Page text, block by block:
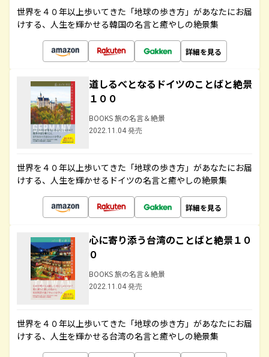
世界を４０年以上歩いてきた「地球の歩き方」があなたにお届
けする、人生を輝かせる韓国の名言と癒やしの絶景集
詳細を見る
道しるべとなるドイツのことばと絶景
１００
BOOKS 旅の名言＆絶景
2022.11.04 発売
世界を４０年以上歩いてきた「地球の歩き方」があなたにお届
けする、人生を輝かせるドイツの名言と癒やしの絶景集
詳細を見る
心に寄り添う台湾のことばと絶景１０
０
BOOKS 旅の名言＆絶景
2022.11.04 発売
世界を４０年以上歩いてきた「地球の歩き方」があなたにお届
けする、人生を輝かせる台湾の名言と癒やしの絶景集